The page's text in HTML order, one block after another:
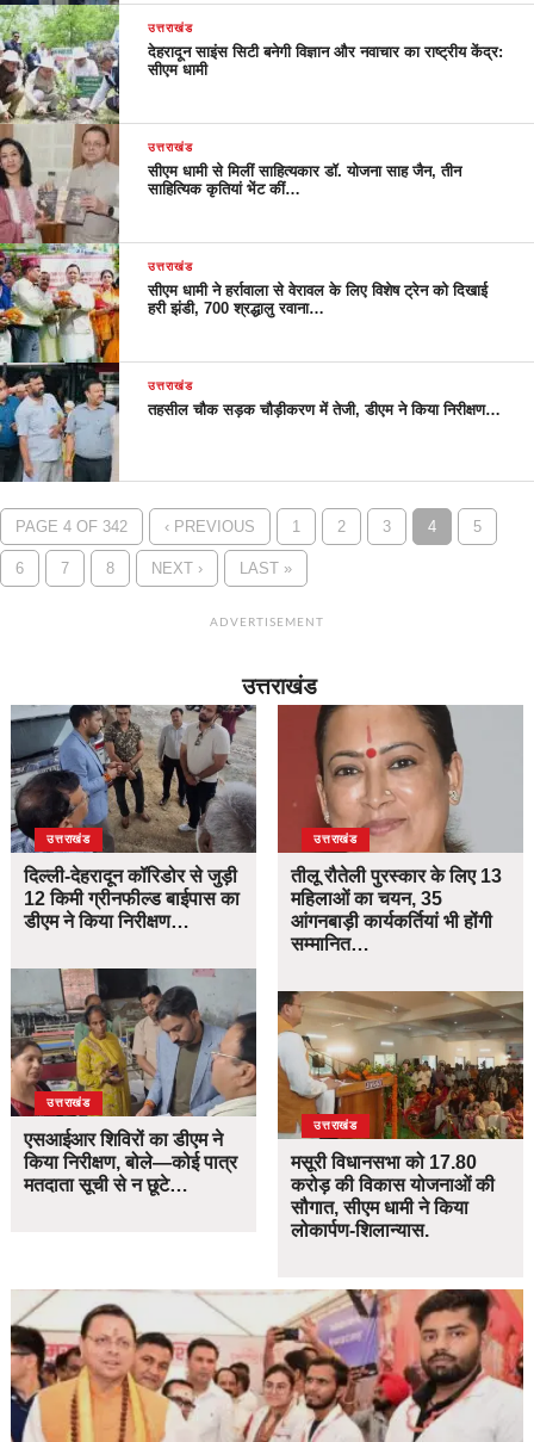
उत्तराखंड
देहरादून साइंस सिटी बनेगी विज्ञान और नवाचार का राष्ट्रीय केंद्र:
सीएम धामी
उत्तराखंड
सीएम धामी से मिलीं साहित्यकार डॉ. योजना साह जैन, तीन
साहित्यिक कृतियां भेंट कीं…
उत्तराखंड
सीएम धामी ने हर्रावाला से वेरावल के लिए विशेष ट्रेन को दिखाई
हरी झंडी, 700 श्रद्धालु रवाना…
उत्तराखंड
तहसील चौक सड़क चौड़ीकरण में तेजी, डीएम ने किया निरीक्षण…
PAGE 4 OF 342 ‹ PREVIOUS 1 2 3 4 5
6 7 8 NEXT › LAST »
ADVERTISEMENT
उत्तराखंड
उत्तराखंड
दिल्ली-देहरादून कॉरिडोर से जुड़ी
12 किमी ग्रीनफील्ड बाईपास का
डीएम ने किया निरीक्षण…
उत्तराखंड
एसआईआर शिविरों का डीएम ने
किया निरीक्षण, बोले—कोई पात्र
मतदाता सूची से न छूटे…
उत्तराखंड
तीलू रौतेली पुरस्कार के लिए 13
महिलाओं का चयन, 35
आंगनबाड़ी कार्यकर्तियां भी होंगी
सम्मानित…
उत्तराखंड
मसूरी विधानसभा को 17.80
करोड़ की विकास योजनाओं की
सौगात, सीएम धामी ने किया
लोकार्पण-शिलान्यास.